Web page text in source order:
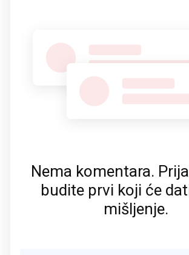
Nema komentara.
budite prvi koji će
mišljenje.